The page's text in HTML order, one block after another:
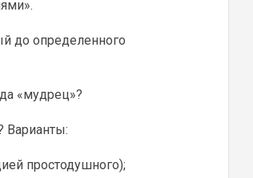
до определенного
«мудрец»?
Варианты:
простодушного);